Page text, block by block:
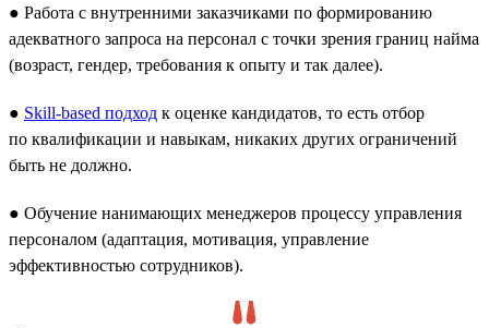
● Работа с внутренними заказчиками по формированию
адекватного запроса на персонал с точки зрения границ найма
(возраст, гендер, требования к опыту и так далее).
● Skill-based подход к оценке кандидатов, то есть отбор
по квалификации и навыкам, никаких других ограничений
быть не должно.
● Обучение нанимающих менеджеров процессу управления
персоналом (адаптация, мотивация, управление
эффективностью сотрудников).